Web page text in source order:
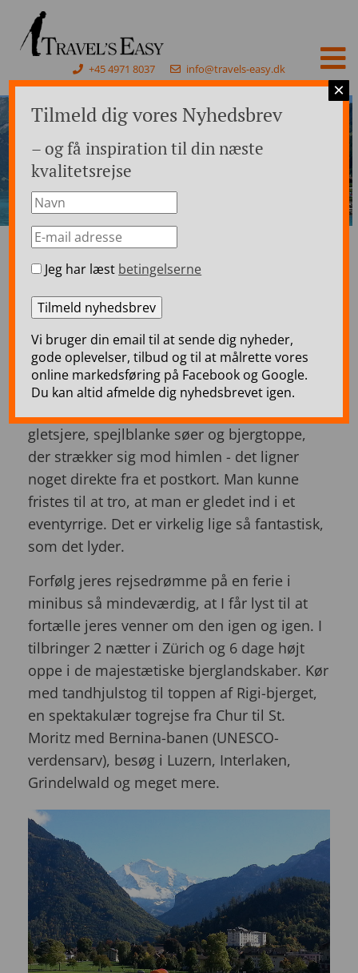
+45 4971 8037 info@travels-easy.dk
Forside>Rejser til Schweiz>Schweiz Busrejser
Schweiziske Landskaber –
8 dages busrejse
Man siger om Schweiz, at det er som et
gletsjere, spejlblanke søer og bjergtoppe,
der strækker sig mod himlen - det ligner
noget direkte fra et postkort. Man kunne
fristes til at tro, at man er gledet ind i et
eventyrrige. Det er virkelig lige så fantastisk,
som det lyder.
Forfølg jeres rejsedrømme på en ferie i
minibus så mindeværdig, at I får lyst til at
fortælle jeres venner om den igen og igen. I
tilbringer 2 nætter i Zürich og 6 dage højt
oppe i de majestætiske bjerglandskaber. Kør
med tandhjulstog til toppen af Rigi-bjerget,
en spektakulær togrejse fra Chur til St.
Moritz med Bernina-banen (UNESCO-
verdensarv), besøg i Luzern, Interlaken,
Grindelwald og meget mere.
Tilmeld dig vores Nyhedsbrev
– og få inspiration til din næste
kvalitetsrejse
Jeg har læst betingelserne
Vi bruger din email til at sende dig nyheder,
gode oplevelser, tilbud og til at målrette vores
online markedsføring på Facebook og Google.
Du kan altid afmelde dig nyhedsbrevet igen.
×